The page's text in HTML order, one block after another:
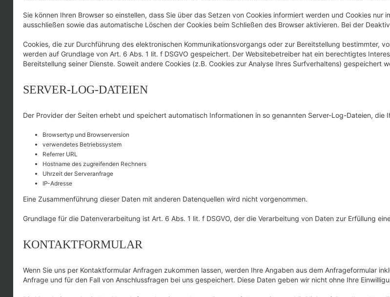
Sie können Ihren Browser so einstellen, dass Sie über das Setzen von Cookies informiert werden und Cookies
ausschließen sowie das automatische Löschen der Cookies beim Schließen des Browser aktivieren. Bei der
Cookies, die zur Durchführung des elektronischen Kommunikationsvorgangs oder zur Bereitstellung bestimmter,
werden auf Grundlage von Art. 6 Abs. 1 lit. f DSGVO gespeichert. Der Websitebetreiber hat ein berechtigtes
Bereitstellung seiner Dienste. Soweit andere Cookies (z.B. Cookies zur Analyse Ihres Surfverhaltens)
SERVER-LOG-DATEIEN
Der Provider der Seiten erhebt und speichert automatisch Informationen in so genannten Server-Log-Dateien, die
Browsertyp und Browserversion
verwendetes Betriebssystem
Referrer URL
Hostname des zugreifenden Rechners
Uhrzeit der Serveranfrage
IP-Adresse
Eine Zusammenführung dieser Daten mit anderen Datenquellen wird nicht vorgenommen.
Grundlage für die Datenverarbeitung ist Art. 6 Abs. 1 lit. f DSGVO, der die Verarbeitung von Daten zur Erfüllung
KONTAKTFORMULAR
Wenn Sie uns per Kontaktformular Anfragen zukommen lassen, werden Ihre Angaben aus dem Anfrageformular
Anfrage und für den Fall von Anschlussfragen bei uns gespeichert. Diese Daten geben wir nicht ohne Ihre